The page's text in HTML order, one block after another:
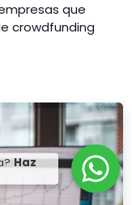
que
crowdfunding
Haz